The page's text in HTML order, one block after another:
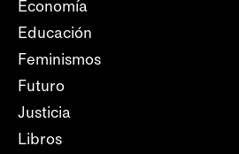
Economía
Educación
Feminismos
Futuro
Justicia
Libros